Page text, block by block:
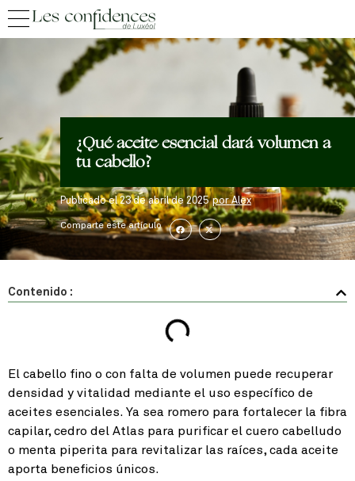
¿Qué aceite esencial dará volumen a
tu cabello?
Publicado el23 de abril de 2025 porAlex
Comparte este artículo
Contenido :
El cabello fino o con falta de volumen puede recuperar
densidad y vitalidad mediante el uso específico de
aceites esenciales. Ya sea romero para fortalecer la fibra
capilar, cedro del Atlas para purificar el cuero cabelludo
o menta piperita para revitalizar las raíces, cada aceite
aporta beneficios únicos.